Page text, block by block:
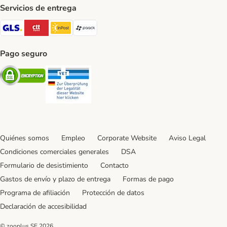
Servicios de entrega
GLS Shipping Method
CTTExpress Shipping Method
InPost Shipping Method
paack Shipping Method
Pago seguro
Security
Quiénes somos Empleo Corporate Website
Aviso Legal
Condiciones comerciales generales
DSA
Formulario de desistimiento
Contacto
Gastos de envío y plazo de entrega
Formas de pago
Programa de afiliación
Protección de datos
Declaración de accesibilidad